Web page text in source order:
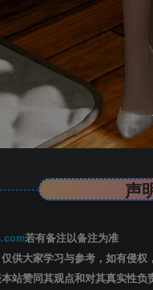
声
若有备注以备注为准
供大家学习与参考，如有侵权
站赞同其观点和对其真实性负